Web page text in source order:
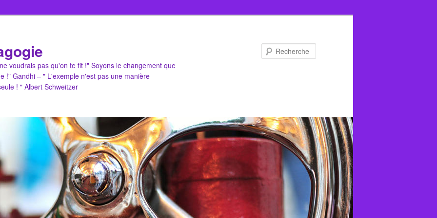
voudrais pas qu'on te fit !" Soyons le changement que
!" Gandhi – " L'exemple n'est pas une manière
! " Albert Schweitzer